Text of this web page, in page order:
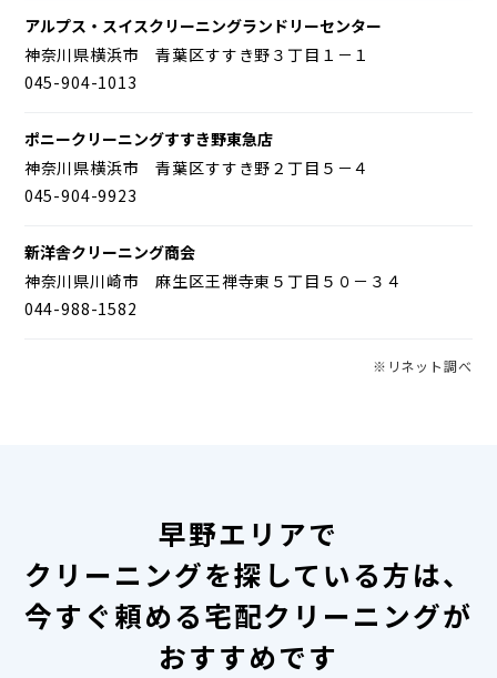
アルプス・スイスクリーニングランドリーセンター
神奈川県横浜市 青葉区すすき野３丁目１－１
045-904-1013
ポニークリーニングすすき野東急店
神奈川県横浜市 青葉区すすき野２丁目５－４
045-904-9923
新洋舎クリーニング商会
神奈川県川崎市 麻生区王禅寺東５丁目５０－３４
044-988-1582
※リネット調べ
早野エリアで
クリーニングを探している方は、
今すぐ頼める宅配クリーニングが
おすすめです